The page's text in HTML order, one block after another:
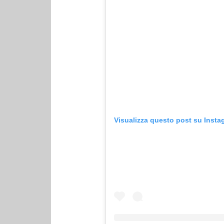
Visualizza questo post su